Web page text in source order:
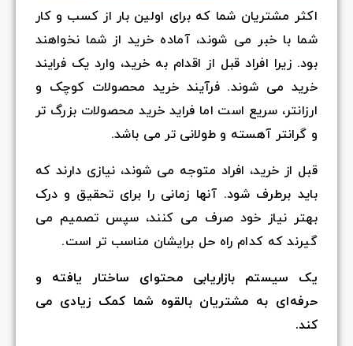
اکثر مشتریان شما که برای اولین بار از کسب و کار
شما با خبر می شوند، آماده خرید از شما نخواهند
بود. زیرا افراد قبل از اقدام به خرید، وارد یک فرایند
خرید می شوند. فرآیند خرید محصولات کوچک و
ارزانتر، سریع است اما فراید خرید محصولات بزرگ تر
و گرانتر آهسته و طولانی تر می باشد.
قبل از خرید، افراد متوجه می شوند، نیازی دارند که
باید برطرف شود. آنها زمانی را برای تحقیق و درک
بهتر نیاز خود صرف می کنند، سپس تصمیم می
گیرند که کدام راه حل برایشان مناسب تر است.
یک سیستم بازاریابی محتوای ساختار یافته و
حرفه‌ای به مشتریان بالقوه شما کمک زیادی می
کند.